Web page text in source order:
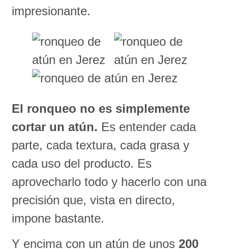
impresionante.
El ronqueo no es simplemente
cortar un atún. Es entender cada
parte, cada textura, cada grasa y
cada uso del producto. Es
aprovecharlo todo y hacerlo con una
precisión que, vista en directo,
impone bastante.
Y encima con un atún de unos200